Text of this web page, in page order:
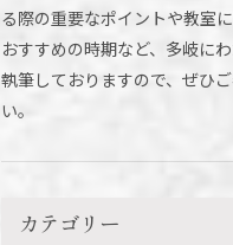
る際の重要なポイントや教室
おすすめの時期など、多岐に
執筆しておりますので、ぜひ
い。
カテゴリー